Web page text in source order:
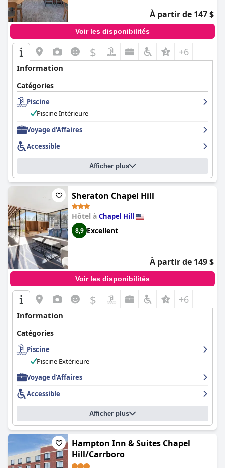
À partir de 147 $
Voir les disponibilités
$ +6
Information
Catégories
Piscine
Piscine Intérieure
Voyage d'Affaires
Accessible
Afficher plus
Sheraton Chapel Hill
Hôtel à Chapel Hill
8,9 Excellent
À partir de 149 $
Voir les disponibilités
$ +6
Information
Catégories
Piscine
Piscine Extérieure
Voyage d'Affaires
Accessible
Afficher plus
Hampton Inn & Suites Chapel
Hill/Carrboro